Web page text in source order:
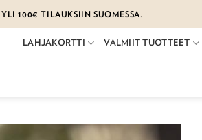
100€ TILAUKSIIN SUOMESSA.
LAHJAKORTTI VALMIIT TUOTTEET